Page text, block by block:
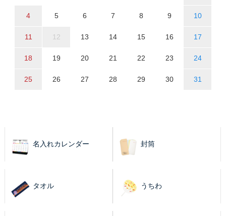
4 5 6 7 8 9 10
11 12 13 14 15 16 17
18 19 20 21 22 23 24
25 26 27 28 29 30 31
名入れカレンダー 封筒
タオル うちわ